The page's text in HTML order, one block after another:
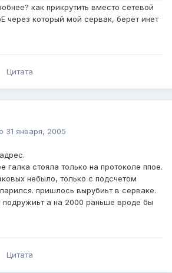
как прикрутить вместо сетевой
через который мой сервак, берёт инет
Цитата
31 января, 2005
галка стояла только на протоколе ппое.
небыло, только с подсчетом
пришлось вырубиьт в серваке.
подружиьт а на 2000 раньше вроде бы
Цитата